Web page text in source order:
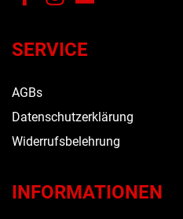
SERVICE
AGBs
Datenschutzerklärung
Widerrufsbelehrung
INFORMATIONEN